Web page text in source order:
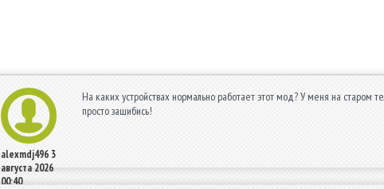
alexmdj496 3
августа 2026
00:40
На каких устройствах нормально работает этот мод? У меня на старом
просто зашибись!